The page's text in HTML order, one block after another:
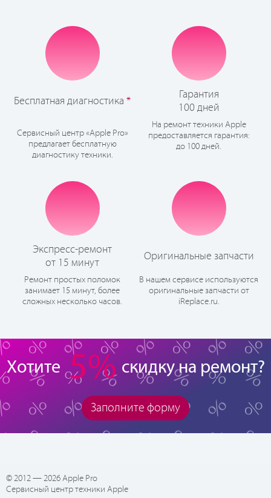
Бесплатная диагностика *
Сервисный центр «Apple Pro»
предлагает бесплатную
диагностику техники.
Гарантия
100 дней
На ремонт техники Apple
предоставляется гарантия:
до 100 дней.
Экспресс-ремонт
от 15 минут
Ремонт простых поломок
занимает 15 минут, более
сложных несколько часов.
Оригинальные запчасти
В нашем сервисе используются
оригинальные запчасти от
iReplace.ru.
Хотите 5% скидку на ремонт?
Заполните форму
© 2012 — 2026 Apple Pro
Сервисный центр техники Apple